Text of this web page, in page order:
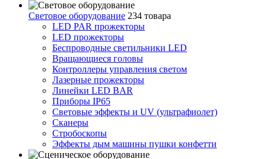
Световое оборудование 234 товара
LED PAR прожекторы
LED прожекторы
Беспроводные светильники LED
Вращающиеся головы
Контроллеры управления светом
Лазерные прожекторы
Линейки LED BAR
Приборы IP65
Световые эффекты и UV (ультрафиолет)
Сканеры
Стробоскопы
Эффекты дым машины пушки конфетти